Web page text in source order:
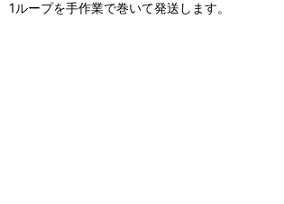
1ループを手作業で巻いて発送します。